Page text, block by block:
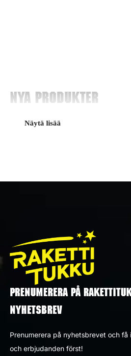
Nya produkter
Näytä lisää
PRENUMERERA PÅ
NYHETSBREV
Prenumerera på nyhetsbrevet och
och erbjudanden först!